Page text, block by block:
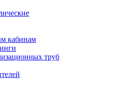
кабинам
труб